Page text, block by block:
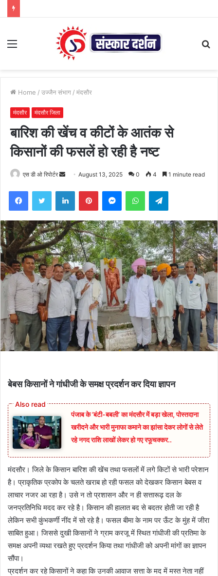
Menu
Home / उज्जैन संभाग / मंदसौर
मंदसौर मंदसौर जिला
बारिश की खेंच व कीटों के आतंक से
किसानों की फसलें हो रही है नष्ट
एस डी ओ रिपोर्टर
Send August 13, 2025 0 4 1 minute read
FacebookTwitter LinkedInPinterestMessengerWhatsAppTelegram
बेबस किसानों ने गांधीजी के समक्ष प्रदर्शन कर दिया ज्ञापन
पंजाब के ‘बंटी-बबली’ का मंदसौर में बड़ा खेला, पोस्तदाना
खरीदने और भारी मुनाफा कमाने का झांसा देकर लोगों से लेते
रहे नगद राशि लाखों लेकर हो गए रफूचक्कर..
मंदसौर। जिले के किसान बारिश की खेंच तथा फसलों में लगे किटों से भारी परेशान
है। प्राकृतिक प्रकोप के चलते खराब हो रही फसल को देखकर किसान बेबस व
लाचार नजर आ रहा है। उसे न तो प्रशासन और न ही सत्तारूढ़ दल के
जनप्रतिनिधि मदद कर रहे है। किसान की हालात बद से बदतर होती जा रही है
लेकिन सभी कुंभकर्णी नींद में सो रहे है। फसल बीमा के नाम पर ऊँट के मुंह में जीरा
साबित हुआ। जिससे दुखी किसानों ने ग्राम करजू में स्थित गांधीजी की प्रतिमा के
समक्ष अपनी व्यथा रखते हुए प्रदर्शन किया तथा गांधीजी को अपनी मांगों का ज्ञापन
सौंपा।
प्रदर्शन कर रहे किसानों ने कहा कि उनकी आवाज सत्ता के मद में मस्त नेता नहीं